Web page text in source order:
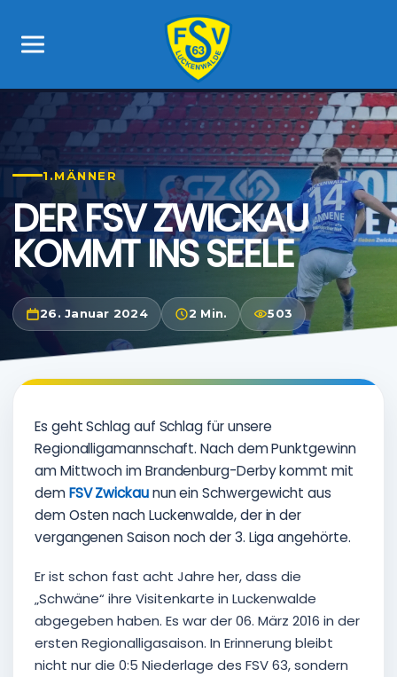
1.MÄNNER
DER FSV ZWICKAU
KOMMT INS SEELE
26. Januar 2024 2 Min. 503
Es geht Schlag auf Schlag für unsere
Regionalligamannschaft. Nach dem Punktgewinn
am Mittwoch im Brandenburg-Derby kommt mit
demFSV Zwickaunun ein Schwergewicht aus
dem Osten nach Luckenwalde, der in der
vergangenen Saison noch der 3. Liga angehörte.
Er ist schon fast acht Jahre her, dass die
„Schwäne“ ihre Visitenkarte in Luckenwalde
abgegeben haben. Es war der 06. März 2016 in der
ersten Regionalligasaison. In Erinnerung bleibt
nicht nur die 0:5 Niederlage des FSV 63, sondern